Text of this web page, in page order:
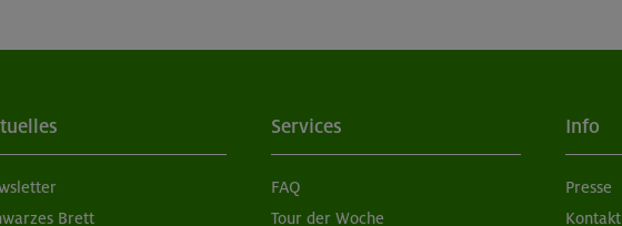
Brett
Services
FAQ
Tour der Woche
Info
Presse
Kontakt